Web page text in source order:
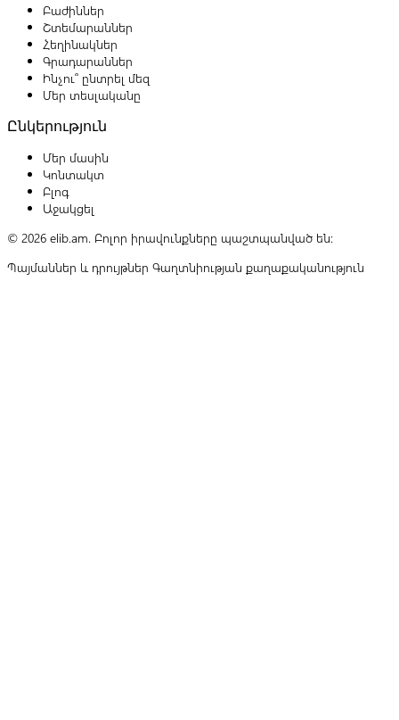
Բաժիններ
Շտեմարաններ
Հեղինակներ
Գրադարաններ
Ինչու՞ ընտրել մեզ
Մեր տեսլականը
Ընկերություն
Մեր մասին
Կոնտակտ
Բլոգ
Աջակցել
© 2026 elib.am. Բոլոր իրավունքները պաշտպանված են:
Պայմաններ և դրույթներ Գաղտնիության քաղաքականություն